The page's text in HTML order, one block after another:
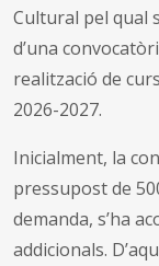
Cultural pel qual
d’una
realització de
2026-2027.
Inicialment, la
pressupost de
demanda, s’ha
addicionals.